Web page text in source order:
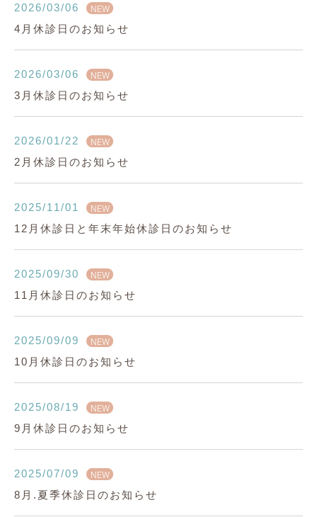
2026/03/06 NEW
4月休診日のお知らせ
2026/03/06 NEW
3月休診日のお知らせ
2026/01/22 NEW
2月休診日のお知らせ
2025/11/01 NEW
12月休診日と年末年始休診日のお知らせ
2025/09/30 NEW
11月休診日のお知らせ
2025/09/09 NEW
10月休診日のお知らせ
2025/08/19 NEW
9月休診日のお知らせ
2025/07/09 NEW
8月.夏季休診日のお知らせ